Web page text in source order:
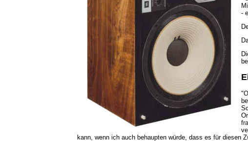
-
kann, wenn ich auch behaupten würde, dass es für diesen